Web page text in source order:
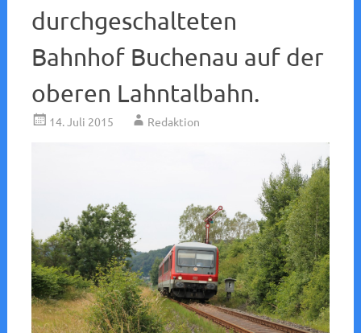
durchgeschalteten
Bahnhof Buchenau auf der
oberen Lahntalbahn.
14. Juli 2015 Redaktion